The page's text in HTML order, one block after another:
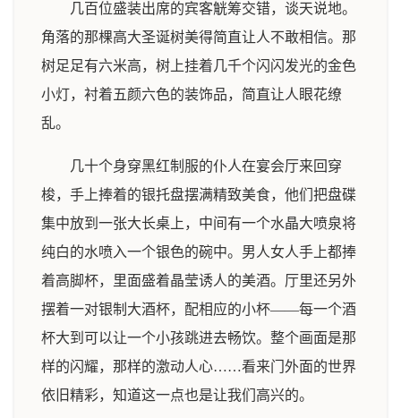
几百位盛装出席的宾客觥筹交错，谈天说地。
角落的那棵高大圣诞树美得简直让人不敢相信。那
树足足有六米高，树上挂着几千个闪闪发光的金色
小灯，衬着五颜六色的装饰品，简直让人眼花缭
乱。
几十个身穿黑红制服的仆人在宴会厅来回穿
梭，手上捧着的银托盘摆满精致美食，他们把盘碟
集中放到一张大长桌上，中间有一个水晶大喷泉将
纯白的水喷入一个银色的碗中。男人女人手上都捧
着高脚杯，里面盛着晶莹诱人的美酒。厅里还另外
摆着一对银制大酒杯，配相应的小杯——每一个酒
杯大到可以让一个小孩跳进去畅饮。整个画面是那
样的闪耀，那样的激动人心……看来门外面的世界
依旧精彩，知道这一点也是让我们高兴的。